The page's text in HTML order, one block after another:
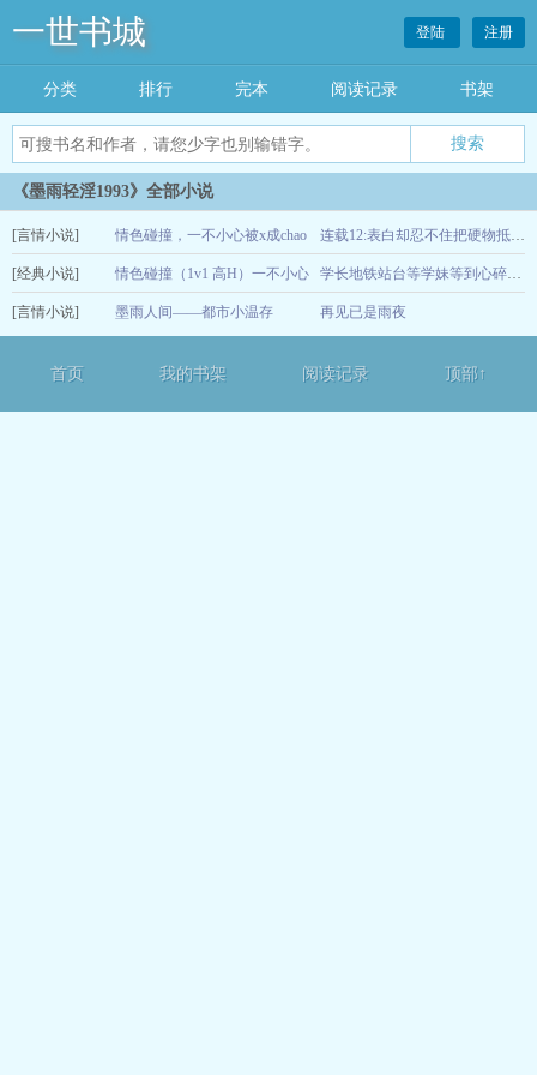
一世书城 登陆 注册
分类 排行 完本 阅读记录 书架
《墨雨轻淫1993》全部小说
[言情小说] 情色碰撞，一不小心被x成chao
喷roub器
连载12:表白却忍不住把硬物抵在她小腹上的夜晚
05-17
[经典小说] 情色碰撞（1v1 高H）一不小心
被爆cao
学长地铁站台等学妹等到心碎，超暴露巨ru把他瞬间从失望gan到硬邦邦
[言情小说] 墨雨人间——都市小温存 再见已是雨夜
首页 我的书架 阅读记录 顶部↑